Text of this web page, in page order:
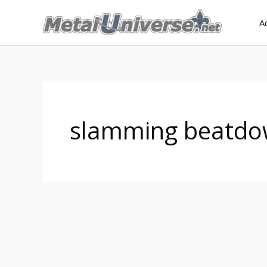
slamming